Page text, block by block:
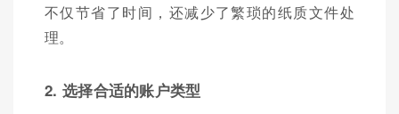
不仅节省了时间，还减少了繁琐的纸质文件处
理。
2. 选择合适的账户类型